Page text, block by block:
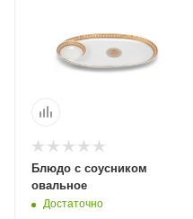
Блюдо с соусником
овальное
Достаточно